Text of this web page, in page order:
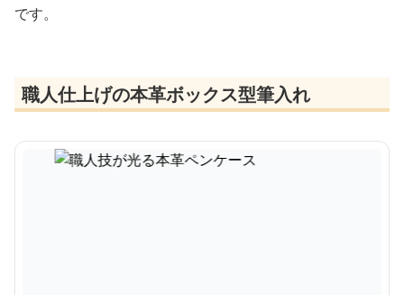
です。
職人仕上げの本革ボックス型筆入れ